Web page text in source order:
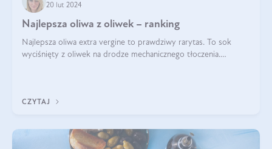
20 lut 2024
Najlepsza oliwa z oliwek – ranking
Najlepsza oliwa extra vergine to prawdziwy rarytas. To sok
wyciśnięty z oliwek na drodze mechanicznego tłoczenia.
CZYTAJ